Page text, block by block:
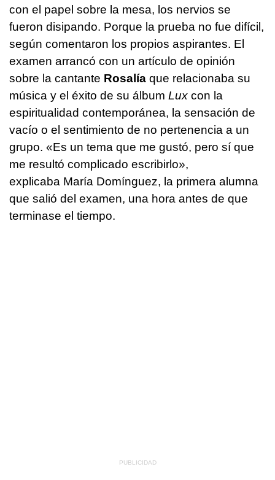
con el papel sobre la mesa, los nervios se
fueron disipando. Porque la prueba no fue difícil,
según comentaron los propios aspirantes. El
examen arrancó con un artículo de opinión
sobre la cantante Rosalía que relacionaba su
música y el éxito de su álbum Lux con la
espiritualidad contemporánea, la sensación de
vacío o el sentimiento de no pertenencia a un
grupo. «Es un tema que me gustó, pero sí que
me resultó complicado escribirlo»,
explicaba María Domínguez, la primera alumna
que salió del examen, una hora antes de que
terminase el tiempo.